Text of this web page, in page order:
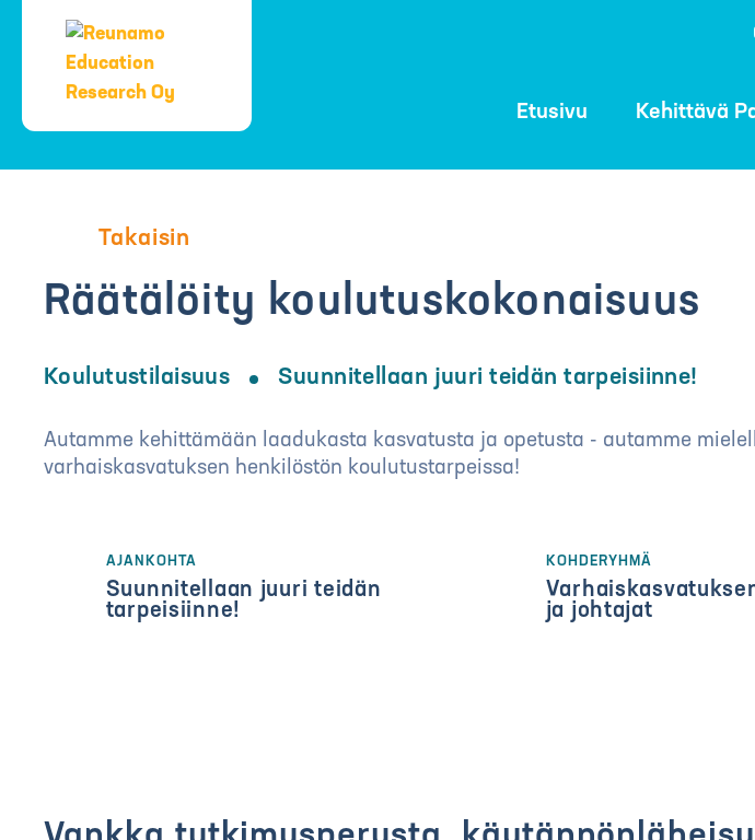
Etusivu Kehittävä
Takaisin
Räätälöity koulutuskokonaisuus
Koulutustilaisuus Suunnitellaan juuri teidän tarpeisiinne!
Autamme kehittämään laadukasta kasvatusta ja opetusta - autamme
varhaiskasvatuksen henkilöstön koulutustarpeissa!
AJANKOHTA
Suunnitellaan juuri teidän
tarpeisiinne!
KOHDERYHMÄ
ja johtajat